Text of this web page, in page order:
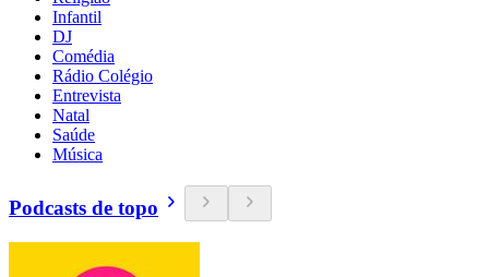
Infantil
DJ
Comédia
Rádio Colégio
Entrevista
Natal
Saúde
Música
Podcasts de topo